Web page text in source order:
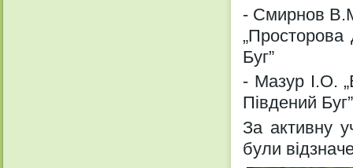
- Смирнов
„Просторова
Буг”
- Мазур І.О.
Південий Буг”
За активну
були